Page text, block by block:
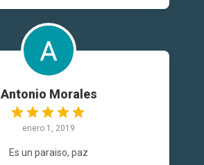
Antonio Morales
enero 1, 2019
Es un paraiso, paz